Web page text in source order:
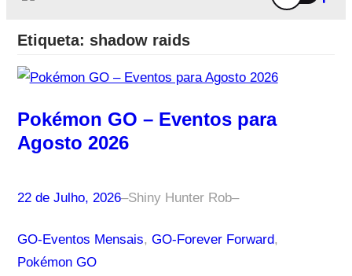
Etiqueta: shadow raids
Pokémon GO – Eventos para
Agosto 2026
22 de Julho, 2026–Shiny Hunter Rob–
GO-Eventos Mensais, GO-Forever Forward
Pokémon GO